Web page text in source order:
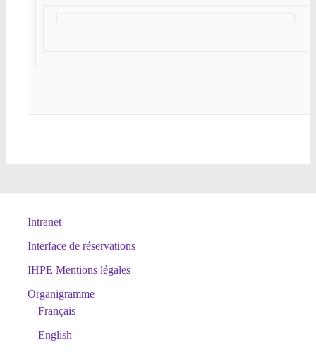
Intranet
Interface de réservations
IHPE Mentions légales
Organigramme
Français
English